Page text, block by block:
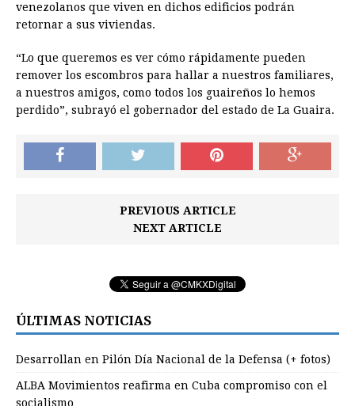
venezolanos que viven en dichos edificios podrán
retornar a sus viviendas.
“Lo que queremos es ver cómo rápidamente pueden
remover los escombros para hallar a nuestros familiares,
a nuestros amigos, como todos los guaireños lo hemos
perdido”, subrayó el gobernador del estado de La Guaira.
PREVIOUS ARTICLE
NEXT ARTICLE
ÚLTIMAS NOTICIAS
Desarrollan en Pilón Día Nacional de la Defensa (+ fotos)
ALBA Movimientos reafirma en Cuba compromiso con el
socialismo